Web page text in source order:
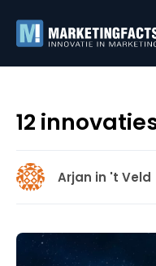
12
Arjan in 't Veld